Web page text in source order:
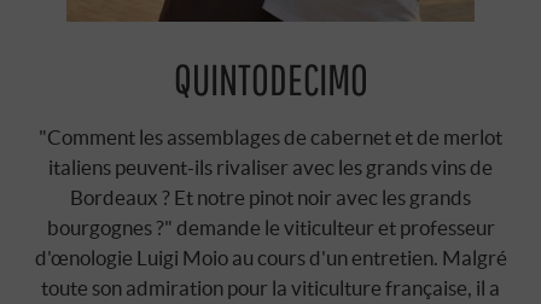
QUINTODECIMO
"Comment les assemblages de cabernet et de merlot
italiens peuvent-ils rivaliser avec les grands vins de
Bordeaux ? Et notre pinot noir avec les grands
bourgognes ?" demande le viticulteur et professeur
d'œnologie Luigi Moio au cours d'un entretien. Malgré
toute son admiration pour la viticulture française, il a